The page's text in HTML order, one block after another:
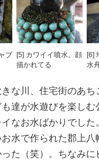
ブ
[5] カワイイ噴水。顔
描かれてる
[6]
水
な川、住宅街のあち
達が水遊びを楽しむ
なお水ばかりでした
水で作られた郡上八
た（笑）。ちなみに